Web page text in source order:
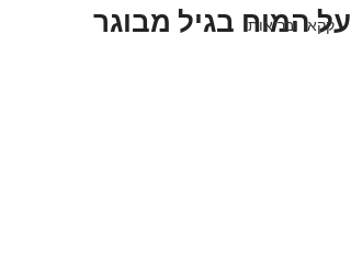
קקאו ובריאות
על המוח בגיל מבוגר